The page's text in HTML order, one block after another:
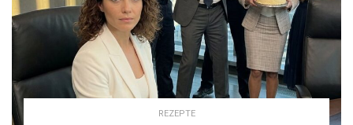
REZEPTE